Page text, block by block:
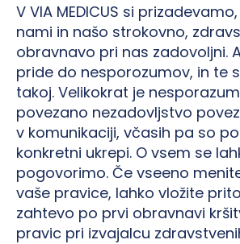
V VIA MEDICUS si
nami in našo strokovno,
obravnavo pri nas zadovoljni.
pride do nesporozumov, in te
takoj. Velikokrat je
povezano nezadovljstvo
v komunikaciji, včasih pa so
konkretni ukrepi. O vsem se
pogovorimo. Če vseeno
vaše pravice, lahko vložite
zahtevo po prvi obravnavi
pravic pri izvajalcu